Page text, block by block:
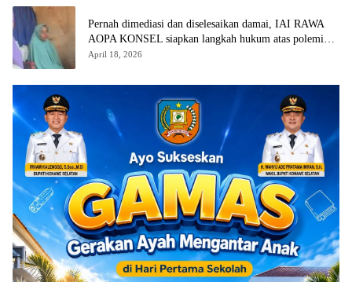
Pernah dimediasi dan diselesaikan damai, IAI RAWA
AOPA KONSEL siapkan langkah hukum atas polemik
yang kembali muncul
April 18, 2026